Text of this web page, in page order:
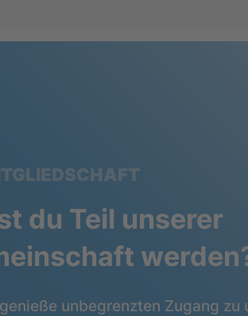
du Teil unserer
unbegrenzten Zugang zu